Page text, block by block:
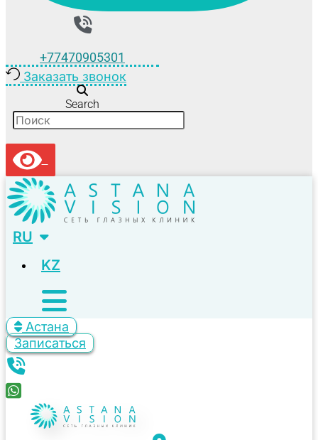
+77470905301
Заказать звонок
Search
RU
KZ
Астана
Записаться